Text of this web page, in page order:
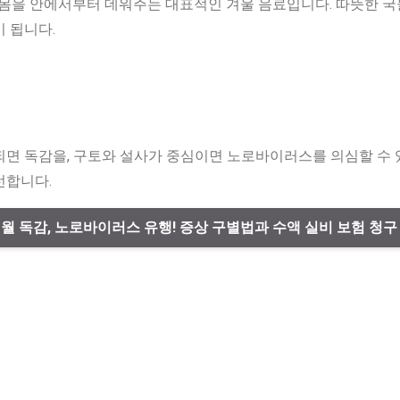
을 안에서부터 데워주는 대표적인 겨울 음료입니다. 따뜻한
됩니다.
독감을, 구토와 설사가 중심이면 노로바이러스를 의심할 수
합니다.
독감, 노로바이러스 유행! 증상 구별법과 수액 실비 보험 청구